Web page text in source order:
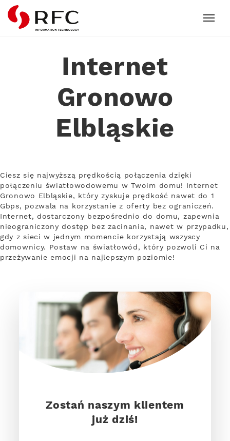
RFC
Internet
Gronowo
Elbląskie
Ciesz się najwyższą prędkością połączenia dzięki
połączeniu światłowodowemu w Twoim domu! Internet
Gronowo Elbląskie, który zyskuje prędkość nawet do 1
Gbps, pozwala na korzystanie z oferty bez ograniczeń.
Internet, dostarczony bezpośrednio do domu, zapewnia
nieograniczony dostęp bez zacinania, nawet w przypadku,
gdy z sieci w jednym momencie korzystają wszyscy
domownicy. Postaw na światłowód, który pozwoli Ci na
przeżywanie emocji na najlepszym poziomie!
Zostań naszym klientem
już dziś!